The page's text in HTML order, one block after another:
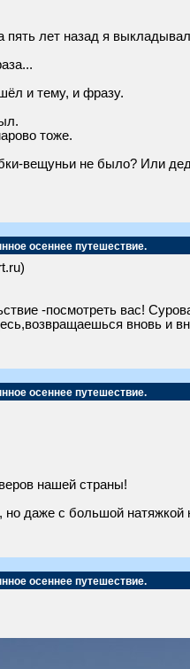
пять лет назад я
и тему, и фразу.
тоже.
вещуньи не было? Или
осеннее путешествие.
-посмотреть вас!
вновь и
осеннее путешествие.
нашей страны!
даже с большой натяжкой
осеннее путешествие.